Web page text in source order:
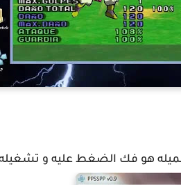
تحميله هو فك الضغط عليه و